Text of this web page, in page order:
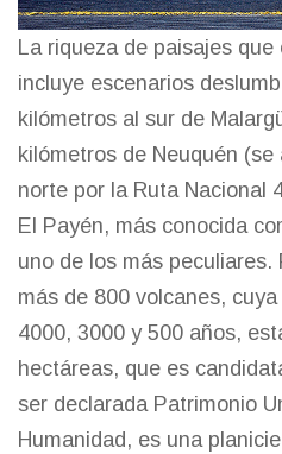
La riqueza de paisajes
incluye escenarios
kilómetros al sur de
kilómetros de Neuquén
norte por la Ruta Nacional
El Payén, más conocida
uno de los más peculiares.
más de 800 volcanes,
4000, 3000 y 500 años,
hectáreas, que es
ser declarada Patrimonio
Humanidad, es una